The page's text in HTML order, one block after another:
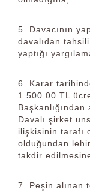
5. Davacının
davalıdan
yaptığı
6. Karar
1.500.00 TL
Başkanlığından
Davalı şirket
ilişkisinin tarafı
olduğundan
takdir
7. Peşin alınan